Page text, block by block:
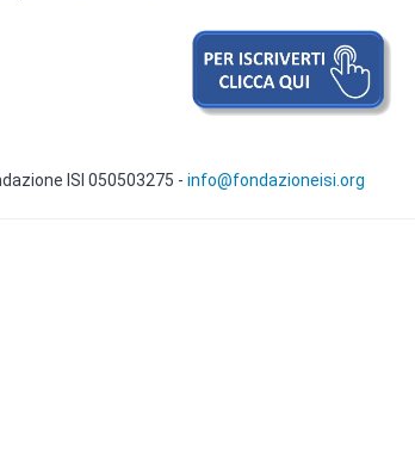
ISI 050503275 - info@fondazioneisi.org